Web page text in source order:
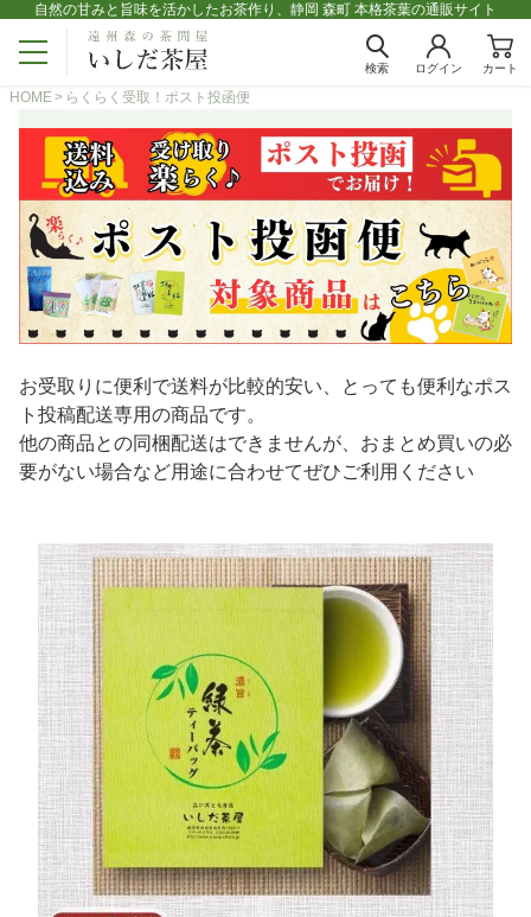
自然の甘みと旨味を活かしたお茶作り、静岡 森町 本格茶葉の通販サイト
検索 ログイン カート
HOME らくらく受取！ポスト投函便
お受取りに便利で送料が比較的安い、とっても便利なポス
ト投稿配送専用の商品です。
他の商品との同梱配送はできませんが、おまとめ買いの必
要がない場合など用途に合わせてぜひご利用ください